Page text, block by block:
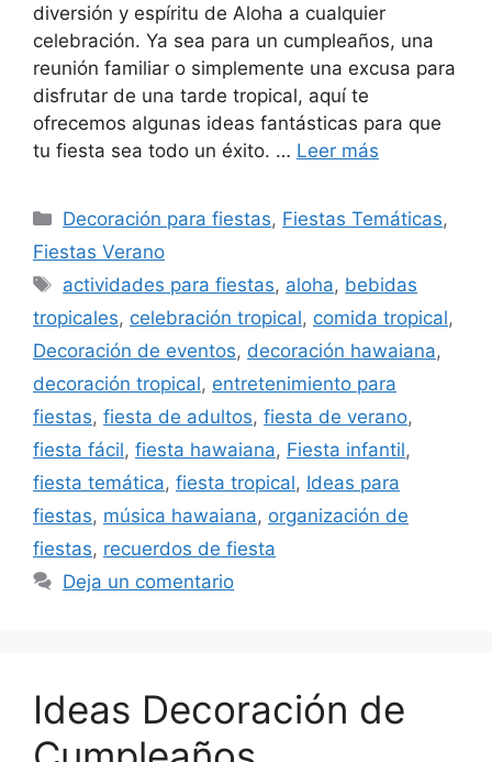
diversión y espíritu de Aloha a cualquier
celebración. Ya sea para un cumpleaños, una
reunión familiar o simplemente una excusa para
disfrutar de una tarde tropical, aquí te
ofrecemos algunas ideas fantásticas para que
tu fiesta sea todo un éxito. … Leer más
Categorías
Decoración para fiestas, Fiestas Temáticas,
Fiestas Verano
Etiquetas
actividades para fiestas, aloha, bebidas
tropicales, celebración tropical, comida tropical,
Decoración de eventos, decoración hawaiana,
decoración tropical, entretenimiento para
fiestas, fiesta de adultos, fiesta de verano,
fiesta fácil, fiesta hawaiana, Fiesta infantil,
fiesta temática, fiesta tropical, Ideas para
fiestas, música hawaiana, organización de
fiestas, recuerdos de fiesta
Deja un comentario
Ideas Decoración de